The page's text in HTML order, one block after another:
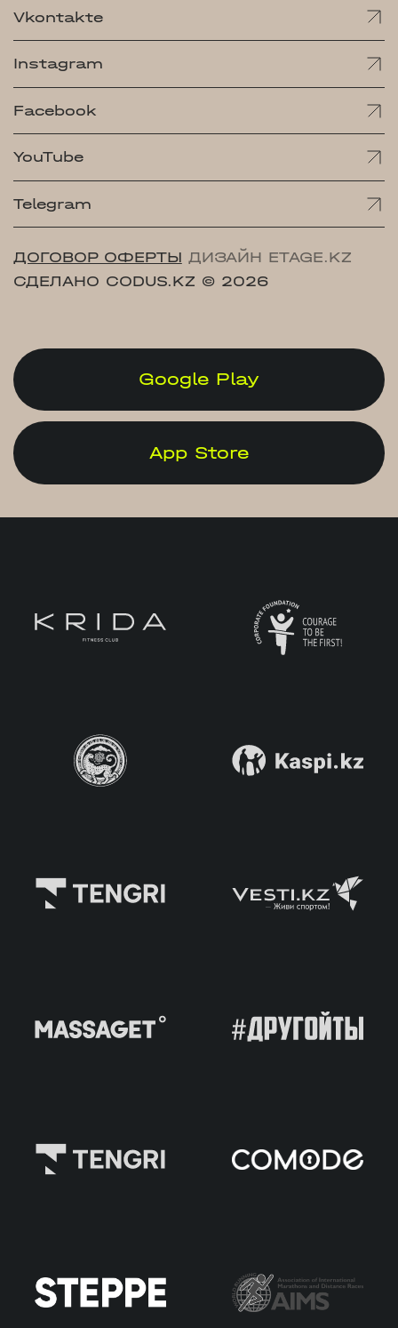
Vkontakte
Instagram
Facebook
YouTube
Telegram
ДОГОВОР ОФЕРТЫ ДИЗАЙН ETAGE.KZ
СДЕЛАНО CODUS.KZ © 2026
Google Play
App Store